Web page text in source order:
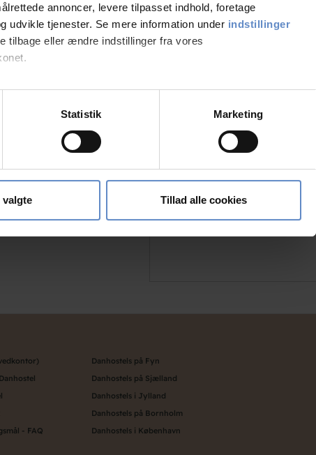
annoncer, levere tilpasset indhold, foretage
udvikle tjenester. Se mere information under indstillinger
tilbage eller ændre indstillinger fra vores
være nøjagtig inden for få meter
vise dig funktioner til sociale medier og til at analysere
med vores partnere inden for sociale medier,
Statistik Marketing
valgte Tillad alle cookies
Åbningstider
Antal værelser med bad og/eller toilet
- FAQ
Danhostels på Fyn
Danhostels på Sjælland
Danhostels i Jylland
Danhostels på Bornholm
Danhostels i København